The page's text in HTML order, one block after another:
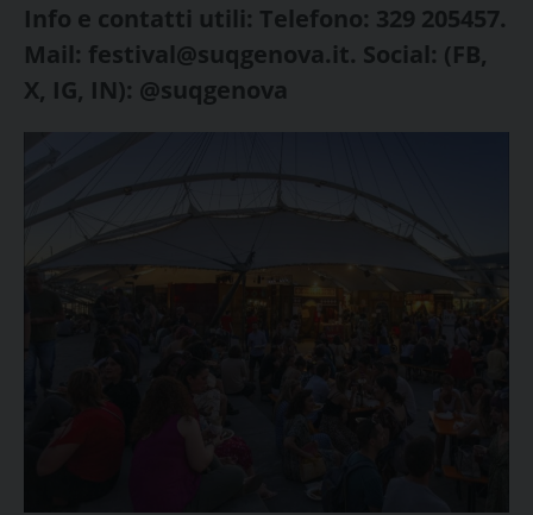
Info e contatti utili: Telefono: 329 205457.
Mail: festival@suqgenova.it. Social: (FB,
X, IG, IN): @suqgenova